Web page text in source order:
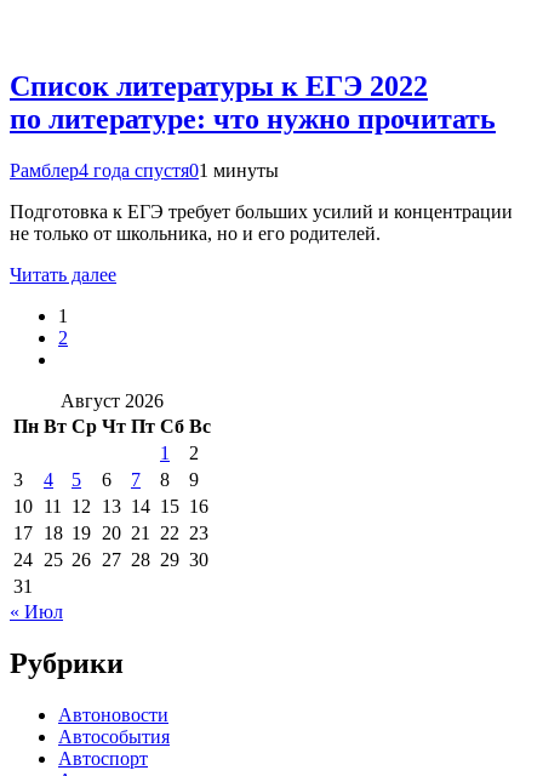
Список литературы к ЕГЭ 2022
по литературе: что нужно прочитать
Рамблер4 года спустя01 минуты
Подготовка к ЕГЭ требует больших усилий и концентрации
не только от школьника, но и его родителей.
Читать далее
1
2
Август 2026
Пн Вт Ср Чт Пт Сб Вс
1
2
3
4 5 6 7 8
9
10 11 12 13 14 15 16
17 18 19 20 21 22 23
24 25 26 27 28 29 30
31
« Июл
Рубрики
Автоновости
Автособытия
Автоспорт